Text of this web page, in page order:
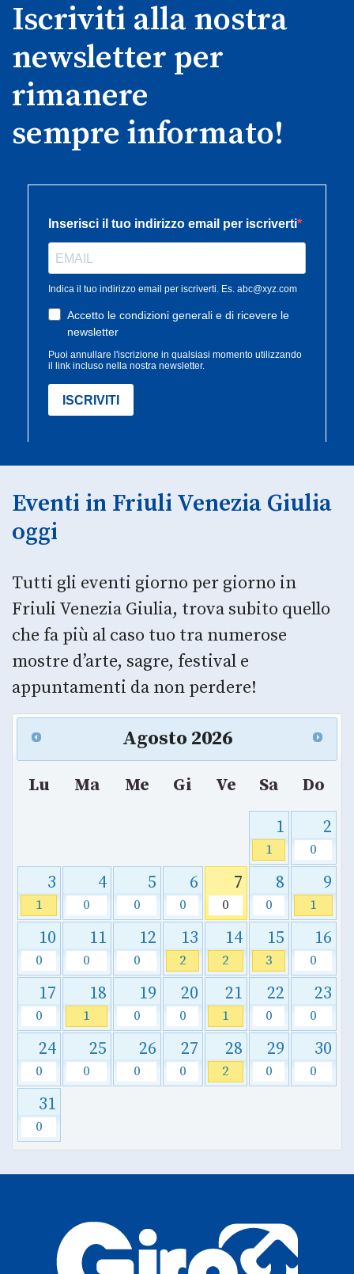
Iscriviti alla nostra
newsletter per
rimanere
sempre informato!
Eventi in Friuli Venezia Giulia
oggi
Tutti gli eventi giorno per giorno in
Friuli Venezia Giulia, trova subito quello
che fa più al caso tuo tra numerose
mostre d’arte, sagre, festival e
appuntamenti da non perdere!
Agosto 2026
Lu Ma Me Gi Ve Sa
Do
1
1
2
0
3
1
4
0
5
0
6
0
7
0
8
0
9
1
10
0
11
0
12
0
13
2
14
2
15
3
16
0
17
0
18
1
19
0
20
0
21
1
22
0
23
0
24
0
25
0
26
0
27
0
28
2
29
0
30
0
31
0